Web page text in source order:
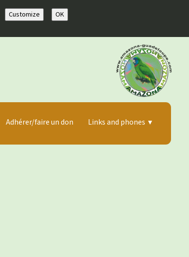
Customize OK
Adhérer/faire un don Links and phones ▼